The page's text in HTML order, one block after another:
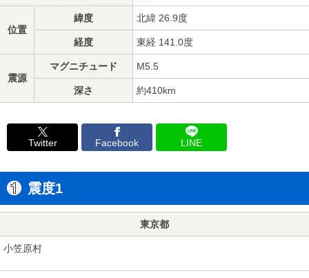
位置
緯度 北緯 26.9度
経度 東経 141.0度
震源
マグニチュード M5.5
深さ 約410km
Twitter Facebook LINE
震度1
東京都
小笠原村